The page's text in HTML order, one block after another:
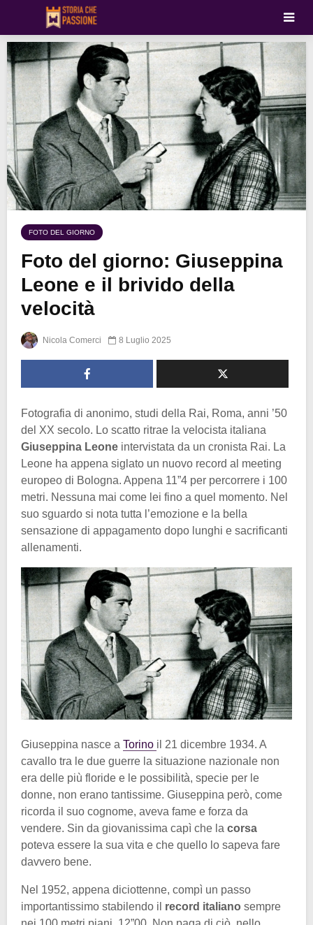
FOTO DEL GIORNO
Foto del giorno: Giuseppina
Leone e il brivido della
velocità
Nicola Comerci 8 Luglio 2025
Fotografia di anonimo, studi della Rai, Roma, anni ’50
del XX secolo. Lo scatto ritrae la velocista italiana
Giuseppina Leone intervistata da un cronista Rai. La
Leone ha appena siglato un nuovo record al meeting
europeo di Bologna. Appena 11”4 per percorrere i 100
metri. Nessuna mai come lei fino a quel momento. Nel
suo sguardo si nota tutta l’emozione e la bella
sensazione di appagamento dopo lunghi e sacrificanti
allenamenti.
Giuseppina nasce a Torino il 21 dicembre 1934. A
cavallo tra le due guerre la situazione nazionale non
era delle più floride e le possibilità, specie per le
donne, non erano tantissime. Giuseppina però, come
ricorda il suo cognome, aveva fame e forza da
vendere. Sin da giovanissima capì che la corsa
poteva essere la sua vita e che quello lo sapeva fare
davvero bene.
Nel 1952, appena diciottenne, compì un passo
importantissimo stabilendo il record italiano sempre